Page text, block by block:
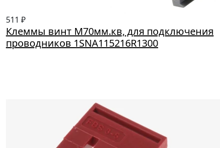
511 ₽
Клеммы винт M70мм.кв, для подключения
проводников 1SNA115216R1300